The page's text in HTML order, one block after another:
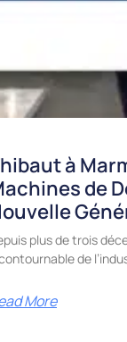
à
de
plus de trois
de
More